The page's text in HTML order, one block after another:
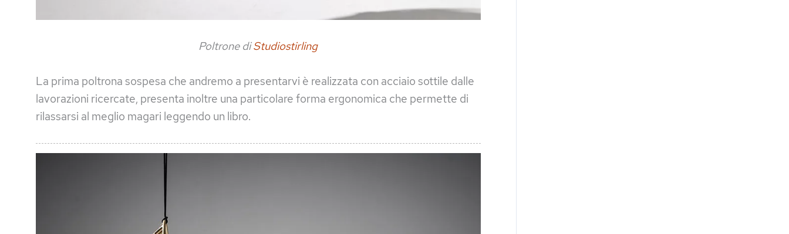
Poltrone diStudiostirling
La prima poltrona sospesa che andremo a presentarvi è realizzata con acciaio sottile dalle
lavorazioni ricercate, presenta inoltre una particolare forma ergonomica che permette di
rilassarsi al meglio magari leggendo un libro.